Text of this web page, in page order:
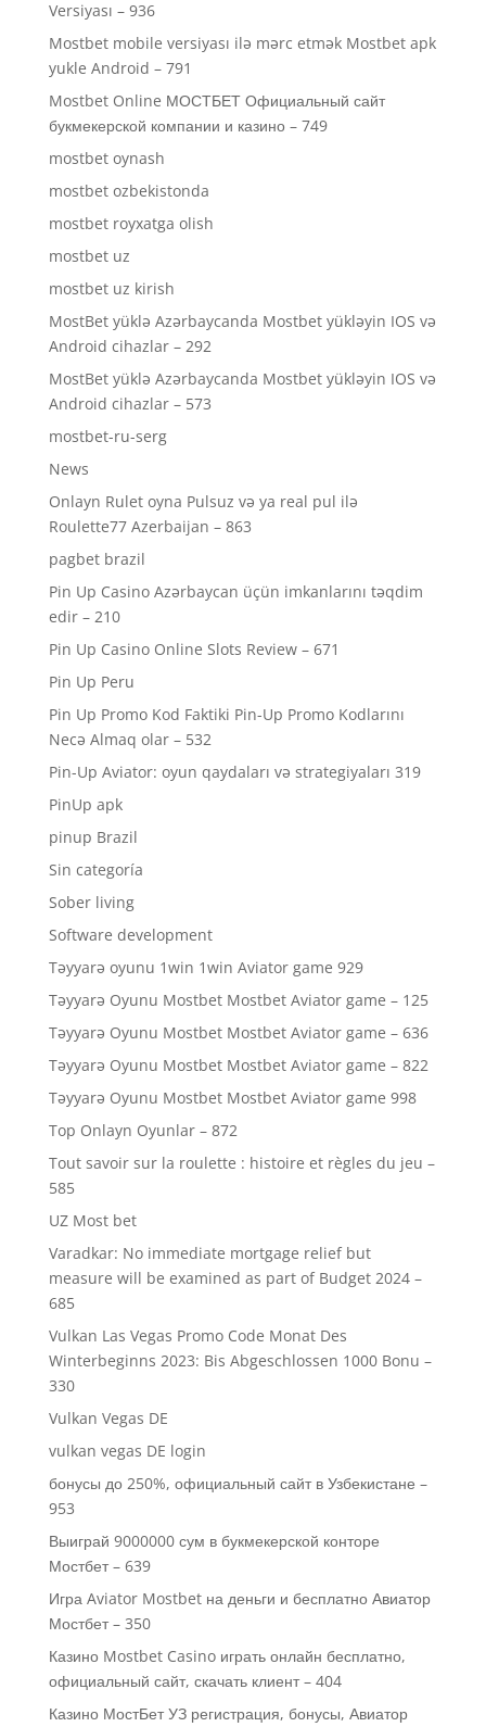
Versiyası – 936
Mostbet mobile versiyası ilə mərc etmək Mostbet apk
yukle Android – 791
Mostbet Online МОСТБЕТ Официальный сайт
букмекерской компании и казино – 749
mostbet oynash
mostbet ozbekistonda
mostbet royxatga olish
mostbet uz
mostbet uz kirish
MostBet yüklə Azərbaycanda Mostbet yükləyin IOS və
Android cihazlar – 292
MostBet yüklə Azərbaycanda Mostbet yükləyin IOS və
Android cihazlar – 573
mostbet-ru-serg
News
Onlayn Rulet oyna Pulsuz və ya real pul ilə
Roulette77 Azerbaijan – 863
pagbet brazil
Pin Up Casino Azərbaycan üçün imkanlarını təqdim
edir – 210
Pin Up Casino Online Slots Review – 671
Pin Up Peru
Pin Up Promo Kod Faktiki Pin-Up Promo Kodlarını
Necə Almaq olar – 532
Pin-Up Aviator: oyun qaydaları və strategiyaları 319
PinUp apk
pinup Brazil
Sin categoría
Sober living
Software development
Təyyarə oyunu 1win 1win Aviator game 929
Təyyarə Oyunu Mostbet Mostbet Aviator game – 125
Təyyarə Oyunu Mostbet Mostbet Aviator game – 636
Təyyarə Oyunu Mostbet Mostbet Aviator game – 822
Təyyarə Oyunu Mostbet Mostbet Aviator game 998
Top Onlayn Oyunlar – 872
Tout savoir sur la roulette : histoire et règles du jeu –
585
UZ Most bet
Varadkar: No immediate mortgage relief but
measure will be examined as part of Budget 2024 –
685
Vulkan Las Vegas Promo Code Monat Des
Winterbeginns 2023: Bis Abgeschlossen 1000 Bonu –
330
Vulkan Vegas DE
vulkan vegas DE login
бонусы до 250%, официальный сайт в Узбекистане –
953
Выиграй 9000000 сум в букмекерской конторе
Мостбет – 639
Игра Aviator Mostbet на деньги и бесплатно Авиатор
Мостбет – 350
Казино Mostbet Casino играть онлайн бесплатно,
официальный сайт, скачать клиент – 404
Казино МостБет УЗ регистрация, бонусы, Авиатор